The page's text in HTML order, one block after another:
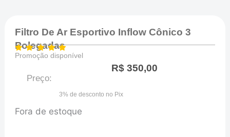
Filtro De Ar Esportivo Inflow Cônico 3
Polegadas
Promoção disponível
Preço:
R$350,00
3% de desconto no Pix
Fora de estoque